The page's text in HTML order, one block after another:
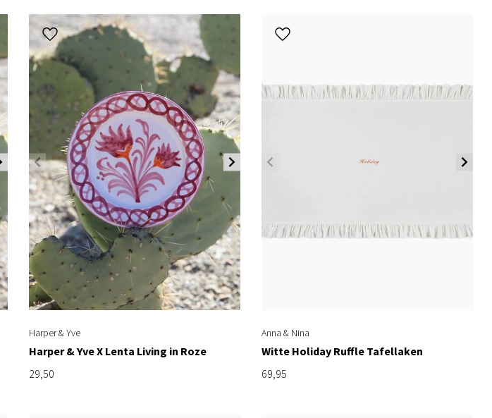
Harper & Yve
Harper & Yve X Lenta Living in Roze
29,50
Anna & Nina
Witte Holiday Ruffle Tafellaken
69,95